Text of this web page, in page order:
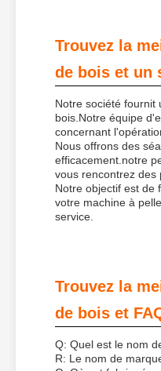
Trouvez la
de bois et un
Notre société fournit
bois.Notre équipe
concernant
Nous offrons des
efficacement.notre
vous rencontrez des
Notre objectif est de
votre machine à
service.
Trouvez la
de bois et
Q: Quel est le nom
R: Le nom de